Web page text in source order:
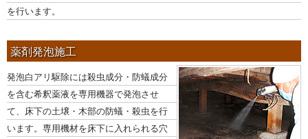
を行います。
薬剤発泡施工
発泡白アリ駆除には殺虫成分・防蟻成分
を含む希釈薬液を専用機器で発泡させ
て、床下の土壌・木部の防蟻・殺虫を行
います。専用機材を床下に入れられる穴